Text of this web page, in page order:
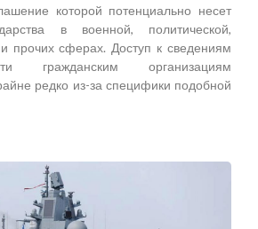
которой потенциально несет
в военной, политической,
прочих сферах. Доступ к сведениям
гражданским организациям
редко из-за специфики подобной